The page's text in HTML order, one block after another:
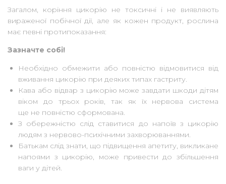
Загалом, коріння цикорію не токсичні і не виявляють
вираженої побічної дії, але як кожен продукт, рослина
має певні протипоказання:
Зазначте собі!
Необхідно обмежити або повністю відмовитися від
вживання цикорію при деяких типах гастриту.
Кава або відвар з цикорію може завдати шкоди дітям
віком до трьох років, так як їх нервова система
ще не повністю сформована.
З обережністю слід ставитися до напоїв з цикорію
людям з нервово-психічними захворюваннями.
Батькам слід знати, що підвищення апетиту, викликане
напоями з цикорію, може привести до збільшення
ваги у дітей.